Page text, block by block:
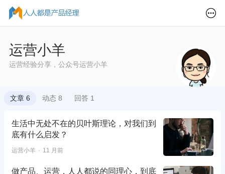
运营小羊
运营经验分享，公众号运营小羊
文章 6 动态 8 回答 1
生活中无处不在的贝叶斯理论，对我们到
底有什么启发？
运营小羊 11 月前
做产品、运营，人人都说的同理心，到底